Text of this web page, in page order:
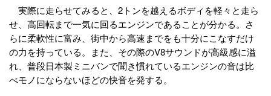
実際に走らせてみると、2トンを越えるボディを軽々と走ら
せ、高回転まで一気に回るエンジンであることが分かる。さ
らに柔軟性に富み、街中から高速までをも十分にこなすだけ
の力を持っている。また、その際のV8サウンドが高級感に溢
れ、普段日本製ミニバンで聞き慣れているエンジンの音は比
べモノにならないほどの快音を発する。